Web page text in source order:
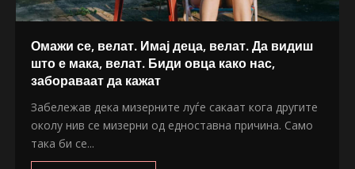
Омажи се, велат. Имај деца, велат. Да видиш
што е мака, велат. Биди овца како нас,
забораваат да кажат
Забележав дека мизерните луѓе сакаат кога другите
околу нив се мизерни од едноставна причина. Само
така би се...